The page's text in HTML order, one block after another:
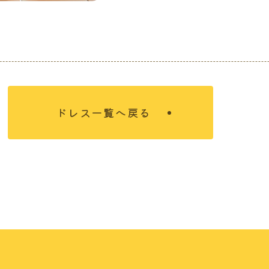
いて 結婚を決めたおふたり
ドレス一覧へ戻る